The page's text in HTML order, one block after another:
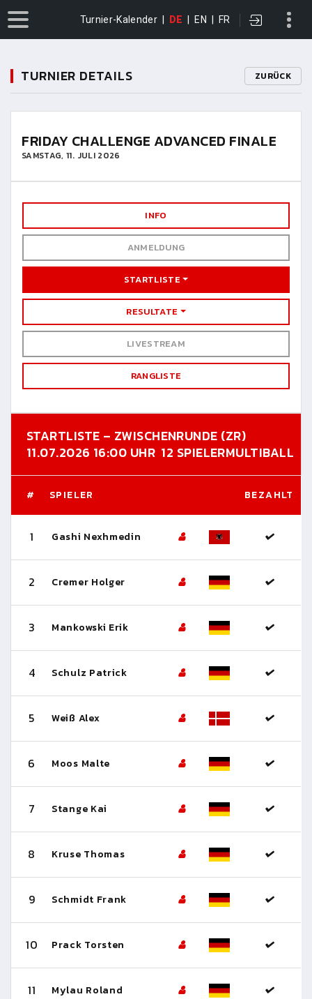
Turnier-Kalender DE EN FR
TURNIER DETAILS ZURÜCK
FRIDAY CHALLENGE ADVANCED FINALE
SAMSTAG, 11. JULI 2026
INFO
ANMELDUNG
STARTLISTE
RESULTATE
LIVESTREAM
RANGLISTE
STARTLISTE – ZWISCHENRUNDE (ZR)
MULTIBALL
11.07.2026 16:00 UHR 12 SPIELER
# SPIELER BEZAHLT
1 Gashi Nexhmedin
2 Cremer Holger
3 Mankowski Erik
4 Schulz Patrick
5 Weiß Alex
6 Moos Malte
7 Stange Kai
8 Kruse Thomas
9 Schmidt Frank
10 Prack Torsten
11 Mylau Roland